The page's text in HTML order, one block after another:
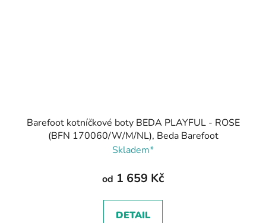
Barefoot kotníčkové boty BEDA PLAYFUL - ROSE
(BFN 170060/W/M/NL), Beda Barefoot
Skladem*
od 1 659 Kč
DETAIL